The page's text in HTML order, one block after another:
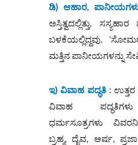
ಡಿ) ಆಹಾರ,
ಅಸ್ತಿತ್ವದಲ್ಲಿತ್ತು.
ಬಳಕೆಯಲ್ಲಿದ್ದವು.
ಮತ್ತಿನ ಪಾನೀಯಗಳನ್ನು
ಇ) ವಿವಾಹ ಪದ್ಧತಿ : ಉತ್ತರ
ವಿವಾಹ ಪದ್ಧತಿಗಳು
ಧರ್ಮಸೂತ್ರಗಳು
ಬ್ರಹ್ಮ, ದೈವ, ಆರ್ಷ,